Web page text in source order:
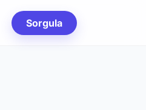
Sorgula